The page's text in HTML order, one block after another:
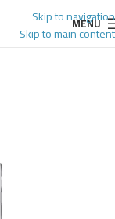
Skip to navigation
Skip to main content
MENU